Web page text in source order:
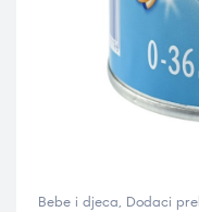
Bebe i djeca, Dodaci